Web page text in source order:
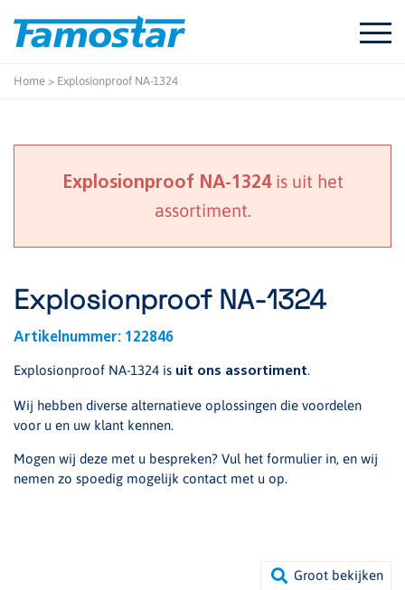
content
Home > Explosionproof NA-1324
Explosionproof NA-1324is uit het
assortiment.
Explosionproof NA-1324
Artikelnummer: 122846
Explosionproof NA-1324 is uit ons assortiment.
Wij hebben diverse alternatieve oplossingen die voordelen
voor u en uw klant kennen.
Mogen wij deze met u bespreken? Vul het formulier in, en wij
nemen zo spoedig mogelijk contact met u op.